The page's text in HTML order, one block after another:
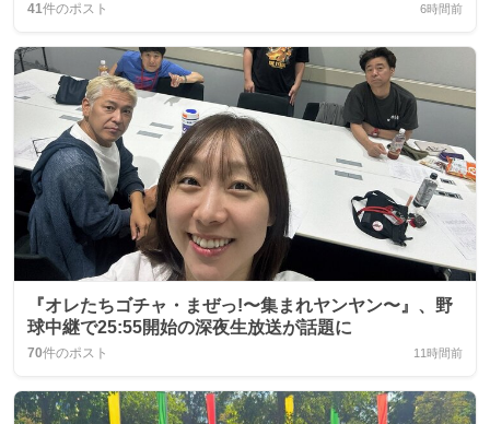
41件のポスト 6時間前
『オレたちゴチャ・まぜっ!〜集まれヤンヤン〜』、野
球中継で25:55開始の深夜生放送が話題に
70件のポスト 11時間前